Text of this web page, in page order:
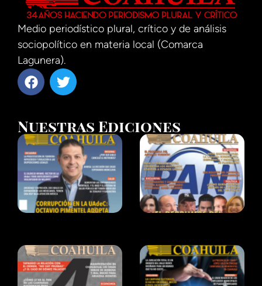
Medio periodístico plural, crítico y de análisis
sociopolítico en materia local (Comarca
Lagunera).
Nuestras Ediciones